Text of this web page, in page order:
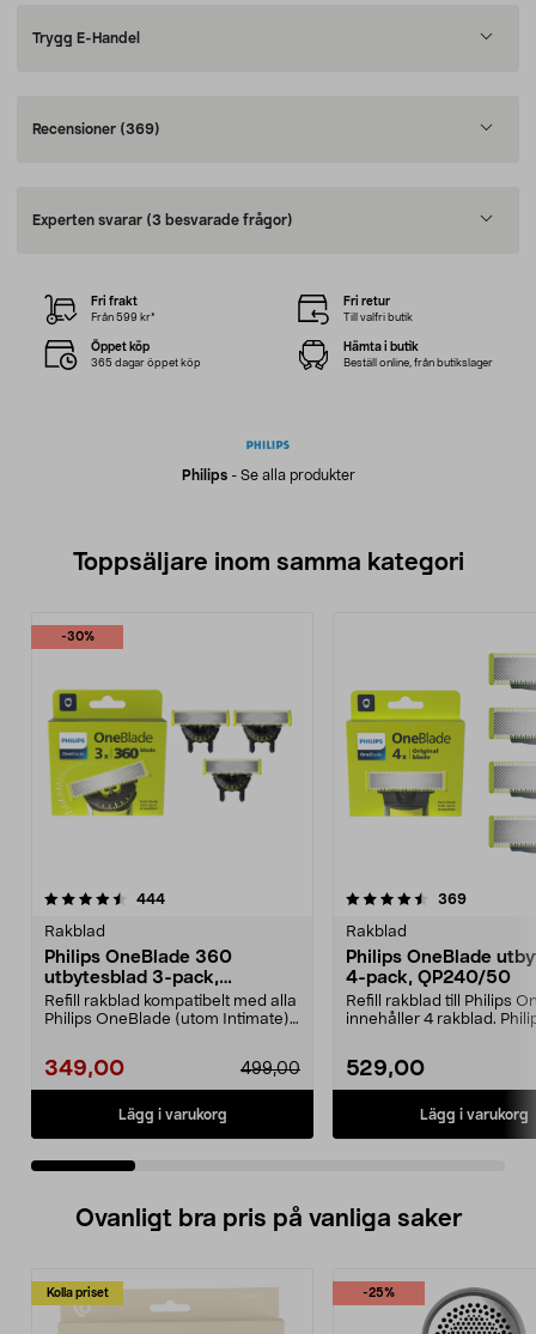
Trygg E-Handel
Recensioner (369)
Experten svarar (3 besvarade frågor)
Philips- Se alla produkter
Fri frakt
Från 599 kr*
Fri retur
Till valfri butik
Öppet köp
365 dagar öppet köp
Hämta i butik
Beställ online, från butikslager
Toppsäljare inom samma kategori
-30%
444recensioner
Rakblad
Philips OneBlade 360
utbytesblad 3-pack,
QP430/50
Refill rakblad kompatibelt med alla
Philips OneBlade (utom Intimate).
349,00 499,00
Lägg i varukorg
4.5 av 5 stjärnor 369
Rakblad
Philips OneBlade
4-pack, QP240/50
Refill rakblad till Philips
innehåller 4 rakblad.
529,00
Lägg i varukorg
4.0 av 5 stjärnor
Ovanligt bra pris på vanliga saker
Kolla priset -25%